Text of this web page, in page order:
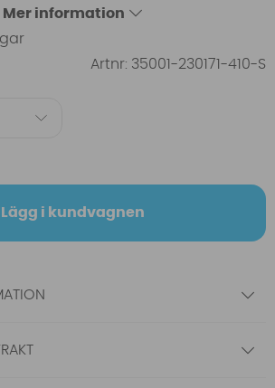
Mer information
Artnr: 35001-230171-410-S
Lägg i kundvagnen